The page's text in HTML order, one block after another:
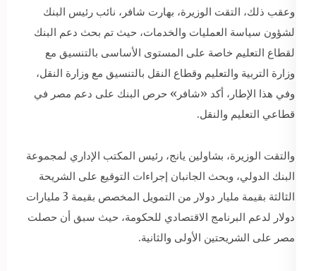
وعقب ذلك، التقت الوزيرة، بهارت شافر، نائب رئيس البنك
لشؤون سياسة العمليات والخدمات، حيث تم بحث دعم البنك
لقطاع التعليم خاصة على المستوى الأساسى بالتنسيق مع
وزارة التربية والتعليم وقطاع النقل بالتنسيق مع وزارة النقل،
وفي هذا الإطار، أكد «شافر» حرص البنك على دعم مصر في
قطاعي التعليم والنقل.
والتقت الوزيرة، بشاولين يانج، رئيس المكتب الإداري لمجموعة
البنك الدولي، وبحث الجانبان إجراءات التوقيع على الشريحة
الثالثة بقيمة مليار دولار من التمويل المخصص بقيمة 3 مليارات
دولار لدعم البرنامج الاقتصادي للحكومة، حيث سبق أن حصلت
مصر على الشريحتين الأولى والثانية.